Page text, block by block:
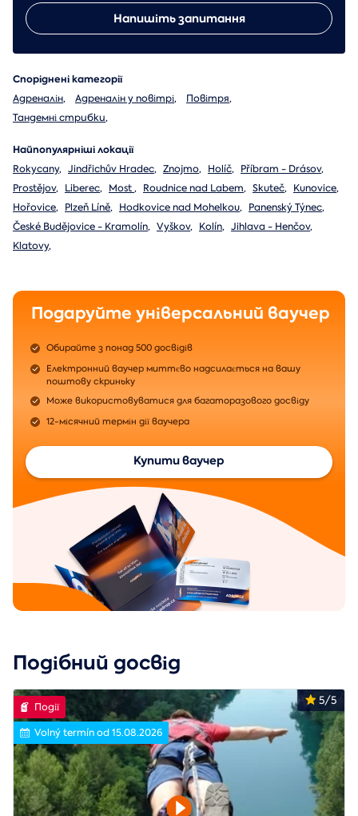
Напишіть запитання
Споріднені категорії
Адреналін, Адреналін у повітрі, Повітря,
Тандемні стрибки,
Найпопулярніші локації
Rokycany, Jindřichův Hradec, Znojmo, Holíč, Příbram - Drásov,
Prostějov, Liberec, Most, Roudnice nad Labem, Skuteč, Kunovice,
Hořovice, Plzeň Líně, Hodkovice nad Mohelkou, Panenský Týnec,
České Budějovice - Kramolín, Vyškov, Kolín, Jihlava - Henčov,
Klatovy,
Подаруйте універсальний ваучер
Обирайте з понад 500 досвідів
Електронний ваучер миттєво надсилається на вашу
поштову скриньку
Може використовуватися для багаторазового досвіду
12-місячний термін дії ваучера
Купити ваучер
Подібний досвід
5/5
Події
Volný termín od 15.08.2026